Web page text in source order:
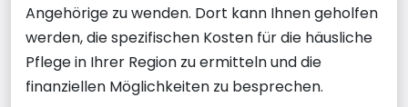
Angehörige zu wenden. Dort kann Ihnen geholfen
werden, die spezifischen Kosten für die häusliche
Pflege in Ihrer Region zu ermitteln und die
finanziellen Möglichkeiten zu besprechen.